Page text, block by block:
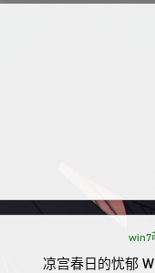
win7
凉宫春日的忧郁